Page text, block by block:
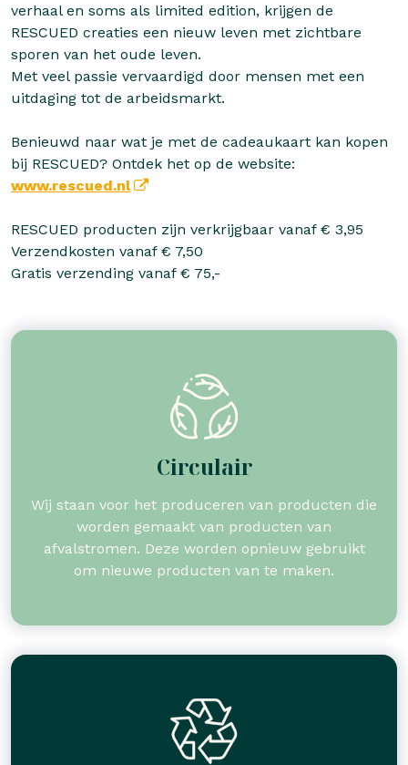
verhaal en soms als limited edition, krijgen de
RESCUED creaties een nieuw leven met zichtbare
sporen van het oude leven.
Met veel passie vervaardigd door mensen met een
uitdaging tot de arbeidsmarkt.
Benieuwd naar wat je met de cadeaukaart kan kopen
bij RESCUED? Ontdek het op de website:
www.rescued.nl
RESCUED producten zijn verkrijgbaar vanaf € 3,95
Verzendkosten vanaf € 7,50
Gratis verzending vanaf € 75,-
Circulair
Wij staan voor het produceren van producten die
worden gemaakt van producten van
afvalstromen. Deze worden opnieuw gebruikt
om nieuwe producten van te maken.